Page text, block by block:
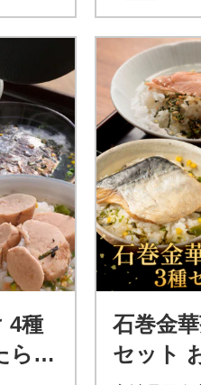
4種
らこ
石巻金
セット